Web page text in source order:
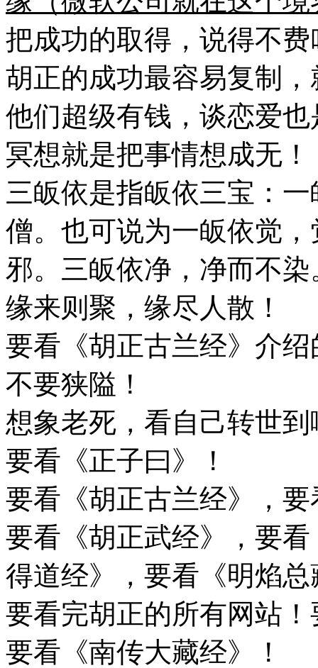
把成功的取得，说得不
胡正的成功最容易复制
他们超级有钱，谈恋爱
冥想就是把事情想成无！
三皈依是指皈依三宝：
僧。也可说为一皈依觉
邪。三皈依净，净而不染
缘来则聚，缘尽人散！
要看《胡正古兰经》介
不要狭隘！
想象老死，看自己转世到
要看《正子曰》！
要看《胡正古兰经》，
要看《胡正武经》，要
得道经》，要看《明焰
要看完胡正的所有网站
要看《南传大藏经》！